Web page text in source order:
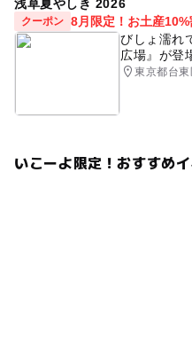
浅草夏やしき 2026
クーポン 8月限定！お土産10%
びしょ濡れ
広場』が登
東京都台東
いこーよ限定！おすすめ